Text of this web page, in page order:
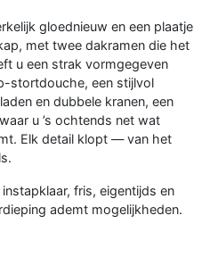
gloednieuw en een plaatje
met twee dakramen die het
u een strak vormgegeven
stortdouche, een stijlvol
en dubbele kranen, een
u ’s ochtends net wat
Elk detail klopt — van het
fris, eigentijds en
ademt mogelijkheden.